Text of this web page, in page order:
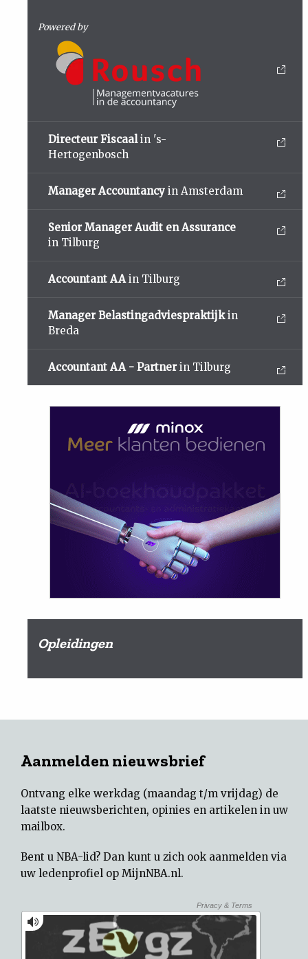
Powered by
Directeur Fiscaalin 's-
Hertogenbosch
Manager Accountancy in Amsterdam
Senior Manager Audit en Assurance
in Tilburg
Accountant AA in Tilburg
Manager Belastingadviespraktijkin
Breda
Accountant AA - Partner in Tilburg
Opleidingen
Aanmelden nieuwsbrief
Ontvang elke werkdag (maandag t/m vrijdag) de
laatste nieuwsberichten, opinies en artikelen in uw
mailbox.
Bent u NBA-lid? Dan kunt u zich ook aanmelden via
uw ledenprofiel op MijnNBA.nl.